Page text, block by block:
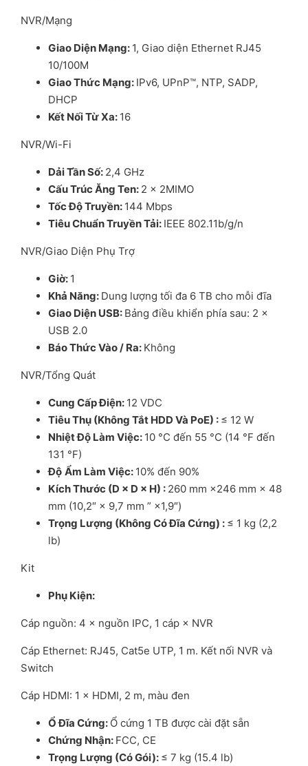
NVR/Mạng
Giao Diện Mạng: 1, Giao diện Ethernet RJ45
10/100M
Giao Thức Mạng: IPv6, UPnP™, NTP, SADP,
DHCP
Kết Nối TừXa: 16
NVR/Wi-Fi
Dải Tần Số: 2,4 GHz
Cấu Trúc Ăng Ten: 2 × 2MIMO
Tốc ĐộTruyền: 144 Mbps
Tiêu Chuẩn Truyền Tải: IEEE 802.11b/g/n
NVR/Giao Diện Phụ Trợ
Giờ: 1
Khả Năng: Dung lượng tối đa 6 TB cho mỗi đĩa
Giao Diện USB: Bảng điều khiển phía sau: 2 ×
USB 2.0
Báo Thức Vào / Ra: Không
NVR/Tổng Quát
Cung Cấp Điện: 12 VDC
Tiêu Thụ (Không Tắt HDD Và PoE) : ≤ 12 W
Nhiệt Độ Làm Việc: 10 °C đến 55 °C (14 °F đến
131 °F)
Độ Ẩm Làm Việc: 10% đến 90%
Kích Thước (D × D × H) : 260 mm ×246 mm × 48
mm (10,2″ × 9,7 mm ” ×1,9″)
Trọng Lượng (Không Có Đĩa Cứng) : ≤ 1 kg (2,2
lb)
Kit
Phụ Kiện:
Cáp nguồn: 4 × nguồn IPC, 1 cáp × NVR
Cáp Ethernet: RJ45, Cat5e UTP, 1 m. Kết nối NVR và
Switch
Cáp HDMI: 1 × HDMI, 2 m, màu đen
ỔĐĩa Cứng: Ổ cứng 1 TB được cài đặt sẵn
Chứng Nhận: FCC, CE
Trọng Lượng (Có Gói): ≤ 7 kg (15.4 lb)